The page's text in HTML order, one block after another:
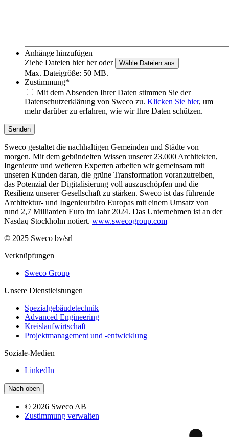
Anhänge hinzufügen
Ziehe Dateien hier her oder
Wähle Dateien aus
Max. Dateigröße: 50 MB.
Zustimmung*
Mit dem Absenden Ihrer Daten stimmen Sie der
Datenschutzerklärung von Sweco zu. Klicken Sie hier, um
mehr darüber zu erfahren, wie wir Ihre Daten schützen.
Senden
Sweco gestaltet die nachhaltigen Gemeinden und Städte von
morgen. Mit dem gebündelten Wissen unserer 23.000 Architekten,
Ingenieure und weiteren Experten arbeiten wir gemeinsam mit
unseren Kunden daran, die grüne Transformation voranzutreiben,
das Potenzial der Digitalisierung voll auszuschöpfen und die
Resilienz unserer Gesellschaft zu stärken. Sweco ist das führende
Architektur- und Ingenieurbüro Europas mit einem Umsatz von
rund 2,7 Milliarden Euro im Jahr 2024. Das Unternehmen ist an der
Nasdaq Stockholm notiert. www.swecogroup.com
© 2025 Sweco bv/srl
Verknüpfungen
Sweco Group
Unsere Dienstleistungen
Spezialgebäudetechnik
Advanced Engineering
Kreislaufwirtschaft
Projektmanagement und -entwicklung
Soziale-Medien
LinkedIn
Nach oben
© 2026 Sweco AB
Zustimmung verwalten